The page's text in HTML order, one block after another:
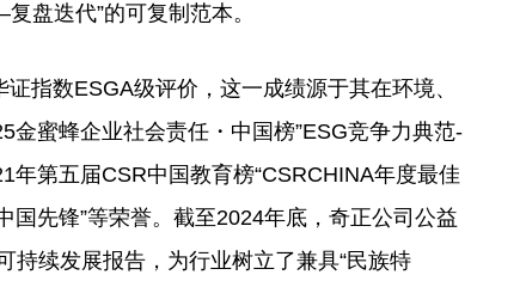
迭代”的可复制范本。
数ESGA级评价，这一成绩源于其在环境、
蜜蜂企业社会责任・中国榜”ESG竞争力典范-
年第五届CSR中国教育榜“CSRCHINA年度最佳
国先锋”等荣誉。截至2024年底，奇正公司公益
持续发展报告，为行业树立了兼具“民族特